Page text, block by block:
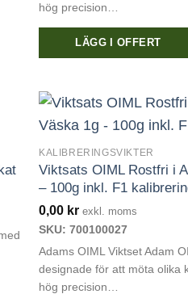
hög precision…
LÄGG I OFFERT
KALIBRERINGSVIKTER
Viktsats OIML Rostfri i
– 100g inkl. F1
0,00 kr exkl. moms
SKU: 700100027
Adams OIML Viktset Adam
designade för att möta olika
hög precision…